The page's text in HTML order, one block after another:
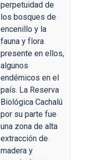
perpetuidad de
los bosques de
encenillo y la
fauna y flora
presente en ellos,
algunos
endémicos en el
país. La Reserva
Biológica Cachalú
por su parte fue
una zona de alta
extracción de
madera y